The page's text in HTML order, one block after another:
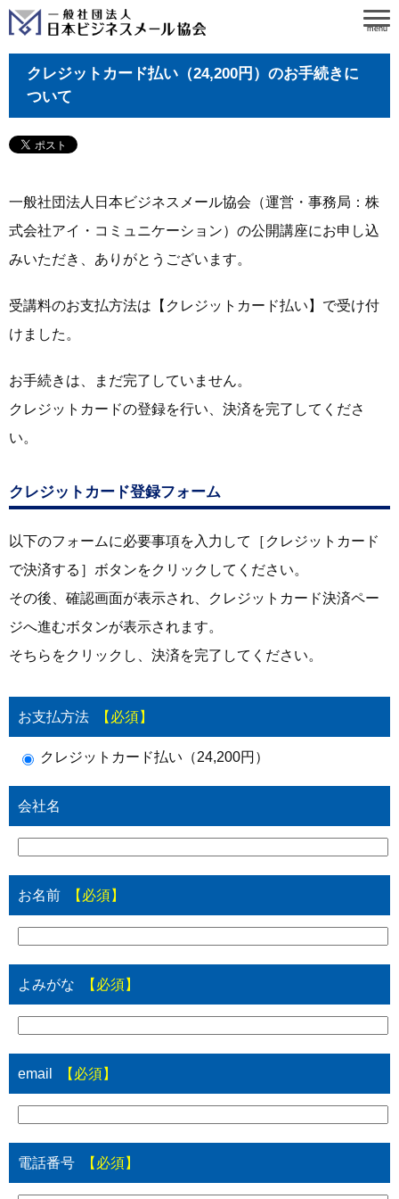
menu
クレジットカード払い（24,200円）のお手続きに
ついて
一般社団法人日本ビジネスメール協会（運営・事務局：株
式会社アイ・コミュニケーション）の公開講座にお申し込
みいただき、ありがとうございます。
受講料のお支払方法は【クレジットカード払い】で受け付
けました。
お手続きは、まだ完了していません。
クレジットカードの登録を行い、決済を完了してくださ
い。
クレジットカード登録フォーム
以下のフォームに必要事項を入力して［クレジットカード
で決済する］ボタンをクリックしてください。
その後、確認画面が表示され、クレジットカード決済ペー
ジへ進むボタンが表示されます。
そちらをクリックし、決済を完了してください。
お支払方法 【必須】
クレジットカード払い（24,200円）
会社名
お名前 【必須】
よみがな 【必須】
email 【必須】
電話番号 【必須】